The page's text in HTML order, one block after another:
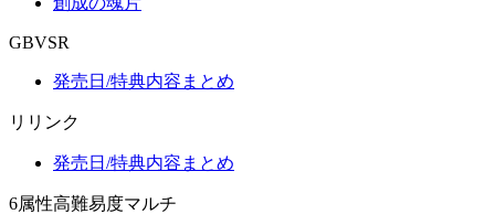
GBVSR
発売日/特典内容まとめ
リリンク
発売日/特典内容まとめ
6属性高難易度マルチ